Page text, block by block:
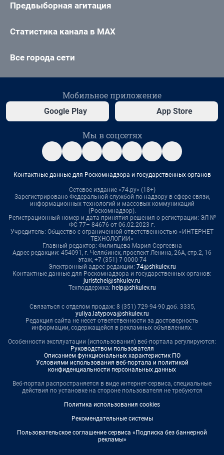
Предвыборная агитация
Статистика канала в MAX
Все города сети
Мобильное приложение
Google Play App Store
Мы в соцсетях
Контактные данные для Роскомнадзора и государственных органов
Сетевое издание «74.ру» (18+)
Зарегистрировано Федеральной службой по надзору в сфере связи,
информационных технологий и массовых коммуникаций
(Роскомнадзор).
Регистрационный номер и дата принятия решения о регистрации: ЭЛ №
ФС 77– 84676 от 06.02.2023 г.
Учредитель: Общество с ограниченной ответственностью «ИНТЕРНЕТ
ТЕХНОЛОГИИ»
Главный редактор: Филипцева Мария Сергеевна
Адрес редакции: 454091, г. Челябинск, проспект Ленина, 26А, стр.2, 16
этаж, +7 (351) 7-0000-74
Электронный адрес редакции: 74@shkulev.ru
Контактные данные для Роскомнадзора и государственных органов:
juristchel@shkulev.ru
Техподдержка: help@shkulev.ru
Связаться с отделом продаж: 8 (351) 729-94-90 доб. 3335,
yuliya.latypova@shkulev.ru
Редакция сайта не несет ответственности за достоверность
информации, содержащейся в рекламных объявлениях.
Особенности эксплуатации (использования) веб-портала регулируются:
Руководством пользователя
Описанием функциональных характеристик ПО
Условиями использования веб-портала и политикой
конфиденциальности персональных данных
Веб-портал распространяется в виде интернет-сервиса, специальные
действия по установке на стороне пользователя не требуются
Политика использования cookies
Рекомендательные системы
Пользовательское соглашение сервиса «Подписка без баннерной
рекламы»